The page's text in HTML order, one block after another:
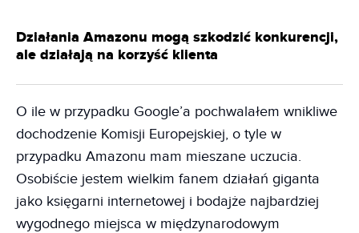
Działania Amazonu mogą szkodzić konkurencji,
ale działają na korzyść klienta
O ile w przypadku Google’a pochwalałem wnikliwe
dochodzenie Komisji Europejskiej, o tyle w
przypadku Amazonu mam mieszane uczucia.
Osobiście jestem wielkim fanem działań giganta
jako księgarni internetowej i bodajże najbardziej
wygodnego miejsca w międzynarodowym